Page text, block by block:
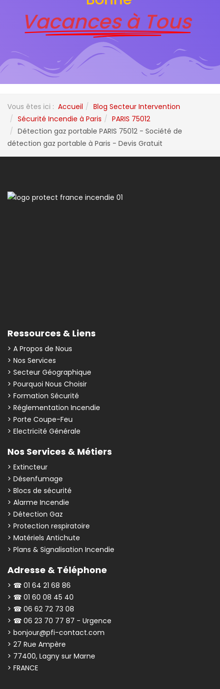
Vacances à Tous
Vous êtes ici : Accueil
Blog Secteur Intervention
Sécurité Incendie à Paris
PARIS 75012
Détection gaz portable PARIS 75012 - Société de
détection gaz portable à Paris - Devis Gratuit
Ressources & Liens
> A Propos de Nous
> Nos Services
> Secteur Géographique
> Pourquoi Nous Choisir
> Formation Sécurité
> Réglementation Incendie
> Porte Coupe-Feu
> Electricité Générale
Nos Services & Métiers
> Extincteur
> Désenfumage
> Blocs de sécurité
> Alarme Incendie
> Détection Gaz
> Protection respiratoire
> Matériels Antichute
> Plans & Signalisation Incendie
Adresse & Téléphone
> ☎ 01 64 21 68 86
> ☎ 01 60 08 45 40
> ☎ 06 62 72 73 08
> ☎ 06 23 70 77 87 - Urgence
> bonjour@pfi-contact.com
> 27 Rue Ampère
> 77400, Lagny sur Marne
> FRANCE